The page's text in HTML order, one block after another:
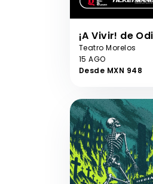
¡A Vivir! de
Teatro Morelos
15 AGO
Desde MXN 948